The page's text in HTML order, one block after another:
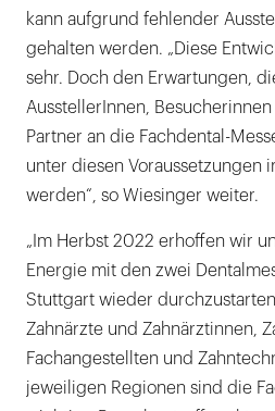
kann aufgrund fehlender
gehalten werden. „Diese
sehr. Doch den Erwartungen,
AusstellerInnen,
Partner an die Fachdental-
unter diesen Voraussetzungen
werden“, so Wiesinger weiter.
„Im Herbst 2022 erhoffen wir
Energie mit den zwei
Stuttgart wieder
Zahnärzte und Zahnärztinnen,
Fachangestellten und
jeweiligen Regionen sind die